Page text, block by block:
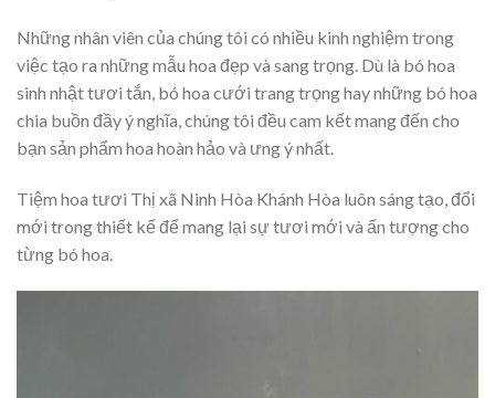
Những nhân viên của chúng tôi có nhiều kinh nghiệm trong
việc tạo ra những mẫu hoa đẹp và sang trọng. Dù là bó hoa
sinh nhật tươi tắn, bó hoa cưới trang trọng hay những bó hoa
chia buồn đầy ý nghĩa, chúng tôi đều cam kết mang đến cho
bạn sản phẩm hoa hoàn hảo và ưng ý nhất.
Tiệm hoa tươi Thị xã Ninh Hòa Khánh Hòa luôn sáng tạo, đổi
mới trong thiết kế để mang lại sự tươi mới và ấn tượng cho
từng bó hoa.